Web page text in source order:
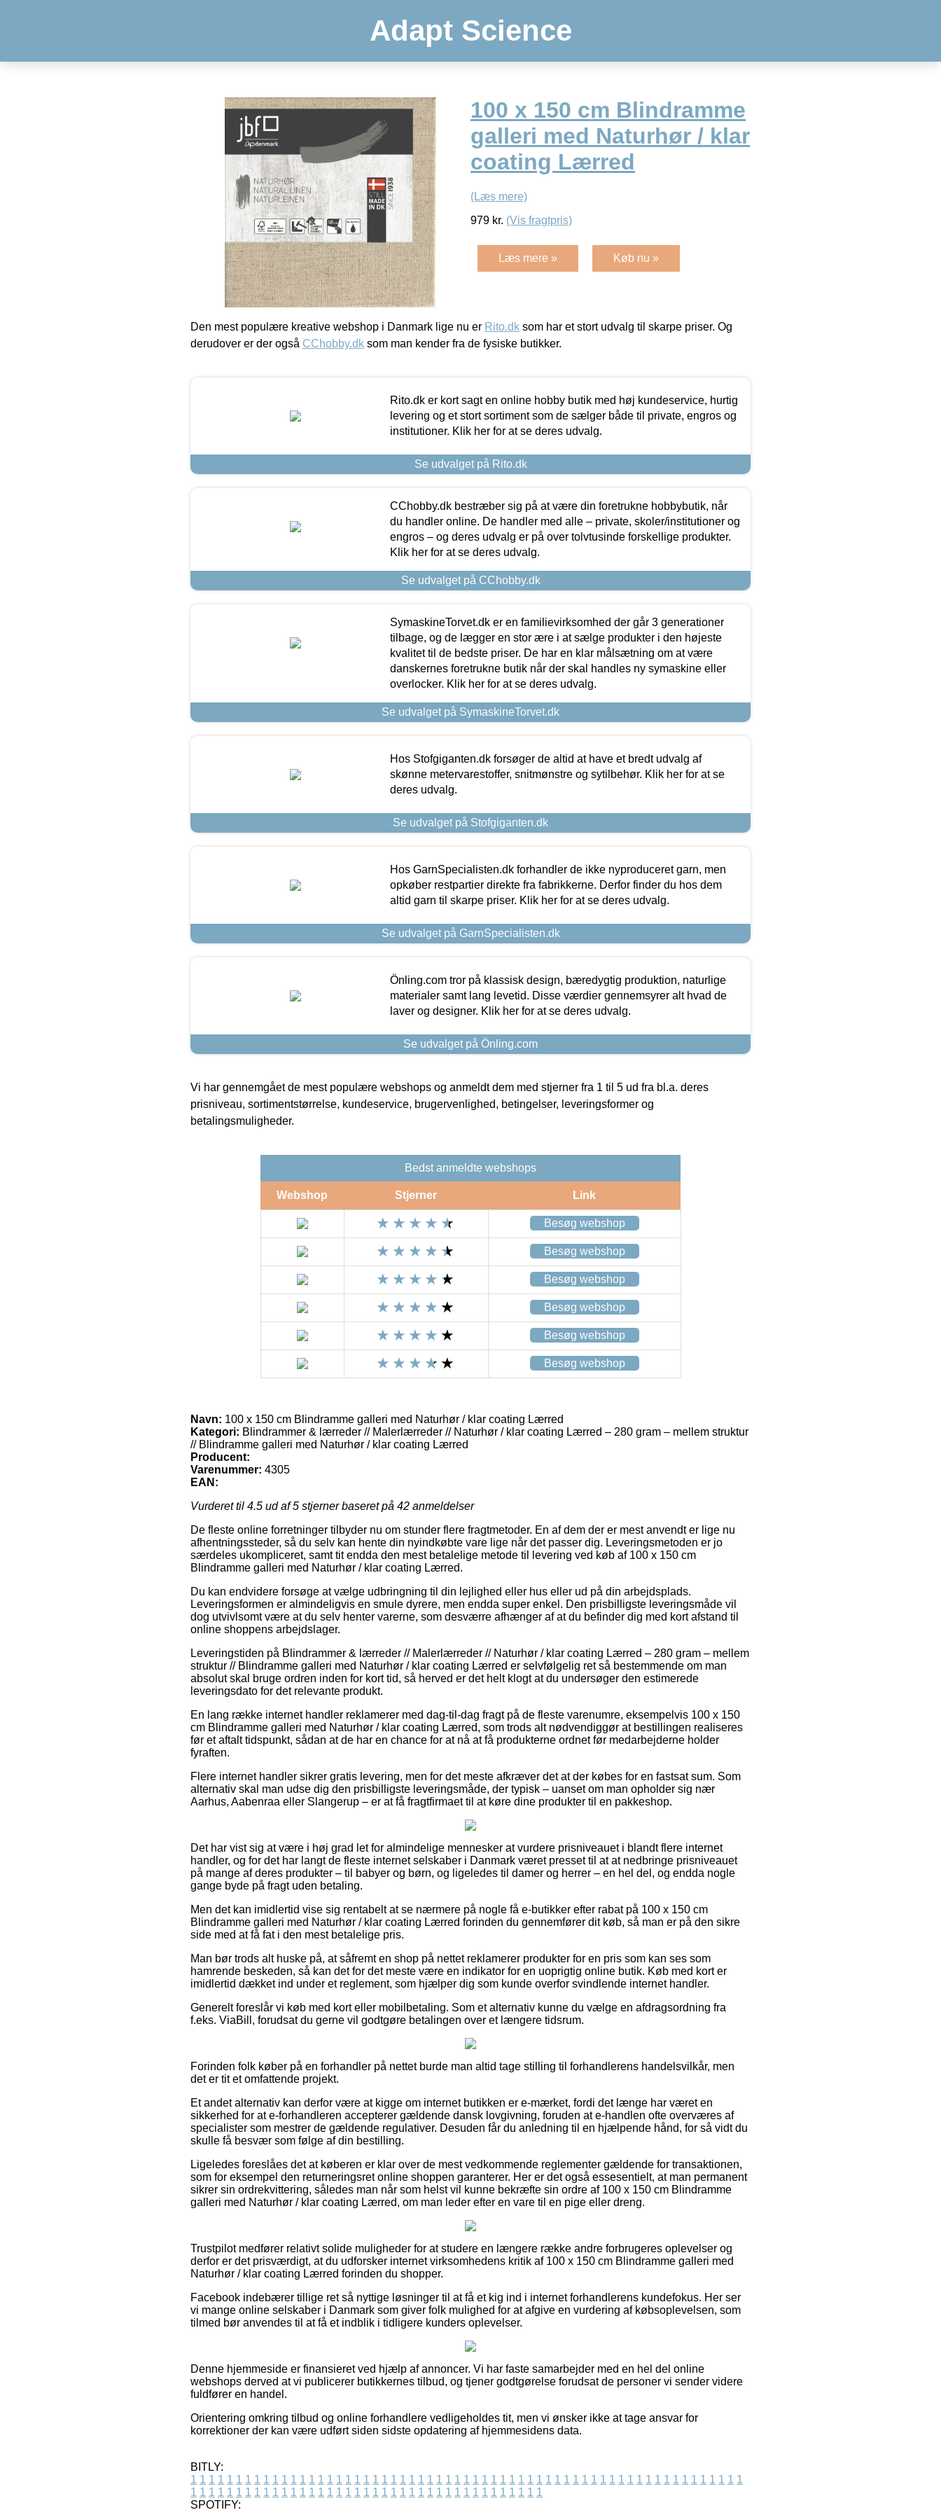
Adapt Science
100 x 150 cm Blindramme
galleri med Naturhør / klar
coating Lærred
(Læs mere)
979 kr. (Vis fragtpris)
Læs mere » Køb nu »
Den mest populære kreative webshop i Danmark lige nu er Rito.dk som har et stort udvalg til skarpe priser. Og
derudover er der også CChobby.dk som man kender fra de fysiske butikker.
Rito.dk er kort sagt en online hobby butik med høj kundeservice, hurtig
levering og et stort sortiment som de sælger både til private, engros og
institutioner. Klik her for at se deres udvalg.
Se udvalget på Rito.dk
CChobby.dk bestræber sig på at være din foretrukne hobbybutik, når
du handler online. De handler med alle – private, skoler/institutioner og
engros – og deres udvalg er på over tolvtusinde forskellige produkter.
Klik her for at se deres udvalg.
Se udvalget på CChobby.dk
SymaskineTorvet.dk er en familievirksomhed der går 3 generationer
tilbage, og de lægger en stor ære i at sælge produkter i den højeste
kvalitet til de bedste priser. De har en klar målsætning om at være
danskernes foretrukne butik når der skal handles ny symaskine eller
overlocker. Klik her for at se deres udvalg.
Se udvalget på SymaskineTorvet.dk
Hos Stofgiganten.dk forsøger de altid at have et bredt udvalg af
skønne metervarestoffer, snitmønstre og sytilbehør. Klik her for at se
deres udvalg.
Se udvalget på Stofgiganten.dk
Hos GarnSpecialisten.dk forhandler de ikke nyproduceret garn, men
opkøber restpartier direkte fra fabrikkerne. Derfor finder du hos dem
altid garn til skarpe priser. Klik her for at se deres udvalg.
Se udvalget på GarnSpecialisten.dk
Önling.com tror på klassisk design, bæredygtig produktion, naturlige
materialer samt lang levetid. Disse værdier gennemsyrer alt hvad de
laver og designer. Klik her for at se deres udvalg.
Se udvalget på Önling.com
Vi har gennemgået de mest populære webshops og anmeldt dem med stjerner fra 1 til 5 ud fra bl.a. deres
prisniveau, sortimentstørrelse, kundeservice, brugervenlighed, betingelser, leveringsformer og
betalingsmuligheder.
Bedst anmeldte webshops
Webshop Stjerner Link
Besøg webshop
Besøg webshop
Besøg webshop
Besøg webshop
Besøg webshop
Besøg webshop
Navn: 100 x 150 cm Blindramme galleri med Naturhør / klar coating Lærred
Kategori: Blindrammer & lærreder // Malerlærreder // Naturhør / klar coating Lærred – 280 gram – mellem struktur
// Blindramme galleri med Naturhør / klar coating Lærred
Producent:
Varenummer: 4305
EAN:
Vurderet til 4.5 ud af 5 stjerner baseret på 42 anmeldelser
De fleste online forretninger tilbyder nu om stunder flere fragtmetoder. En af dem der er mest anvendt er lige nu
afhentningssteder, så du selv kan hente din nyindkøbte vare lige når det passer dig. Leveringsmetoden er jo
særdeles ukompliceret, samt tit endda den mest betalelige metode til levering ved køb af 100 x 150 cm
Blindramme galleri med Naturhør / klar coating Lærred.
Du kan endvidere forsøge at vælge udbringning til din lejlighed eller hus eller ud på din arbejdsplads.
Leveringsformen er almindeligvis en smule dyrere, men endda super enkel. Den prisbilligste leveringsmåde vil
dog utvivlsomt være at du selv henter varerne, som desværre afhænger af at du befinder dig med kort afstand til
online shoppens arbejdslager.
Leveringstiden på Blindrammer & lærreder // Malerlærreder // Naturhør / klar coating Lærred – 280 gram – mellem
struktur // Blindramme galleri med Naturhør / klar coating Lærred er selvfølgelig ret så bestemmende om man
absolut skal bruge ordren inden for kort tid, så herved er det helt klogt at du undersøger den estimerede
leveringsdato for det relevante produkt.
En lang række internet handler reklamerer med dag-til-dag fragt på de fleste varenumre, eksempelvis 100 x 150
cm Blindramme galleri med Naturhør / klar coating Lærred, som trods alt nødvendiggør at bestillingen realiseres
før et aftalt tidspunkt, sådan at de har en chance for at nå at få produkterne ordnet før medarbejderne holder
fyraften.
Flere internet handler sikrer gratis levering, men for det meste afkræver det at der købes for en fastsat sum. Som
alternativ skal man udse dig den prisbilligste leveringsmåde, der typisk – uanset om man opholder sig nær
Aarhus, Aabenraa eller Slangerup – er at få fragtfirmaet til at køre dine produkter til en pakkeshop.
Det har vist sig at være i høj grad let for almindelige mennesker at vurdere prisniveauet i blandt flere internet
handler, og for det har langt de fleste internet selskaber i Danmark været presset til at at nedbringe prisniveauet
på mange af deres produkter – til babyer og børn, og ligeledes til damer og herrer – en hel del, og endda nogle
gange byde på fragt uden betaling.
Men det kan imidlertid vise sig rentabelt at se nærmere på nogle få e-butikker efter rabat på 100 x 150 cm
Blindramme galleri med Naturhør / klar coating Lærred forinden du gennemfører dit køb, så man er på den sikre
side med at få fat i den mest betalelige pris.
Man bør trods alt huske på, at såfremt en shop på nettet reklamerer produkter for en pris som kan ses som
hamrende beskeden, så kan det for det meste være en indikator for en uoprigtig online butik. Køb med kort er
imidlertid dækket ind under et reglement, som hjælper dig som kunde overfor svindlende internet handler.
Generelt foreslår vi køb med kort eller mobilbetaling. Som et alternativ kunne du vælge en afdragsordning fra
f.eks. ViaBill, forudsat du gerne vil godtgøre betalingen over et længere tidsrum.
Forinden folk køber på en forhandler på nettet burde man altid tage stilling til forhandlerens handelsvilkår, men
det er tit et omfattende projekt.
Et andet alternativ kan derfor være at kigge om internet butikken er e-mærket, fordi det længe har været en
sikkerhed for at e-forhandleren accepterer gældende dansk lovgivning, foruden at e-handlen ofte overværes af
specialister som mestrer de gældende regulativer. Desuden får du anledning til en hjælpende hånd, for så vidt du
skulle få besvær som følge af din bestilling.
Ligeledes foreslåes det at køberen er klar over de mest vedkommende reglementer gældende for transaktionen,
som for eksempel den returneringsret online shoppen garanterer. Her er det også essesentielt, at man permanent
sikrer sin ordrekvittering, således man når som helst vil kunne bekræfte sin ordre af 100 x 150 cm Blindramme
galleri med Naturhør / klar coating Lærred, om man leder efter en vare til en pige eller dreng.
Trustpilot medfører relativt solide muligheder for at studere en længere række andre forbrugeres oplevelser og
derfor er det prisværdigt, at du udforsker internet virksomhedens kritik af 100 x 150 cm Blindramme galleri med
Naturhør / klar coating Lærred forinden du shopper.
Facebook indebærer tillige ret så nyttige løsninger til at få et kig ind i internet forhandlerens kundefokus. Her ser
vi mange online selskaber i Danmark som giver folk mulighed for at afgive en vurdering af købsoplevelsen, som
tilmed bør anvendes til at få et indblik i tidligere kunders oplevelser.
Denne hjemmeside er finansieret ved hjælp af annoncer. Vi har faste samarbejder med en hel del online
webshops derved at vi publicerer butikkernes tilbud, og tjener godtgørelse forudsat de personer vi sender videre
fuldfører en handel.
Orientering omkring tilbud og online forhandlere vedligeholdes tit, men vi ønsker ikke at tage ansvar for
korrektioner der kan være udført siden sidste opdatering af hjemmesidens data.
BITLY:
1 1 1 1 1 1 1 1 1 1 1 1 1 1 1 1 1 1 1 1 1 1 1 1 1 1 1 1 1 1 1 1 1 1 1 1 1 1 1 1 1 1 1 1 1 1 1 1 1 1 1 1 1 1 1 1 1 1 1 1 1
1 1 1 1 1 1 1 1 1 1 1 1 1 1 1 1 1 1 1 1 1 1 1 1 1 1 1 1 1 1 1 1 1 1 1 1 1 1 1
SPOTIFY: